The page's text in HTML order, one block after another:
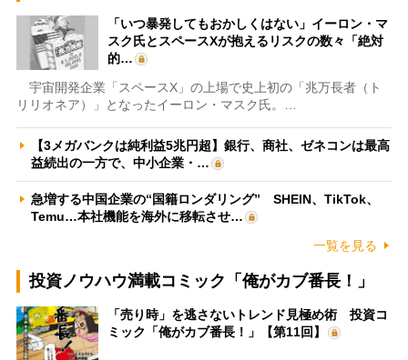
「いつ暴発してもおかしくはない」イーロン・マ
スク氏とスペースXが抱えるリスクの数々「絶対
的…
宇宙開発企業「スペースX」の上場で史上初の「兆万長者（ト
リリオネア）」となったイーロン・マスク氏。…
【3メガバンクは純利益5兆円超】銀行、商社、ゼネコンは最高
益続出の一方で、中小企業・…
急増する中国企業の“国籍ロンダリング” SHEIN、TikTok、
Temu…本社機能を海外に移転させ…
一覧を見る
投資ノウハウ満載コミック「俺がカブ番長！」
「売り時」を逃さないトレンド見極め術 投資コ
ミック「俺がカブ番長！」【第11回】